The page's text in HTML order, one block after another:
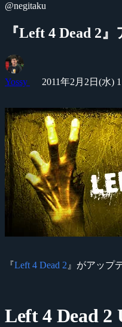
@negitaku
『Left 4 Dead 2
Yossy 2011年2月2日(水)
『Left 4 Dead 2 』がアップ
Left 4 Dead 2